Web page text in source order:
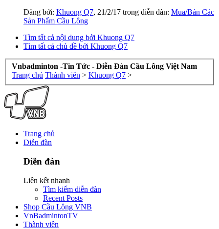
Đăng bởi: Khuong Q7, 21/2/17 trong diễn đàn: Mua/Bán Các
Sản Phẩm Cầu Lông
Tìm tất cả nội dung bởi Khuong Q7
Tìm tất cả chủ đề bởi Khuong Q7
Vnbadminton -Tin Tức - Diễn Đàn Cầu Lông Việt Nam
Trang chủ Thành viên > Khuong Q7 >
Trang chủ
Diễn đàn
Diễn đàn
Liên kết nhanh
Tìm kiếm diễn đàn
Recent Posts
Shop Cầu Lông VNB
VnBadmintonTV
Thành viên